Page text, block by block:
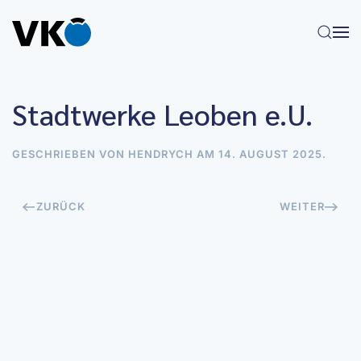
Zum Hauptinhalt springen
Stadtwerke Leoben e.U.
GESCHRIEBEN VON HENDRYCH AM 14. AUGUST 2025.
ZURÜCK WEITER